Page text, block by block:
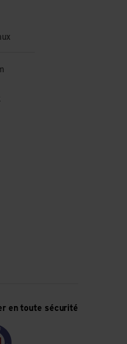
en toute sécurité